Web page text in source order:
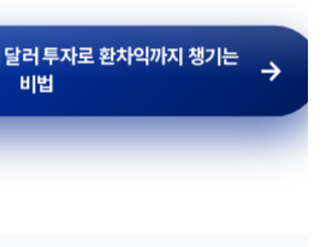
러 투자로 환차익까지 챙기는
비법